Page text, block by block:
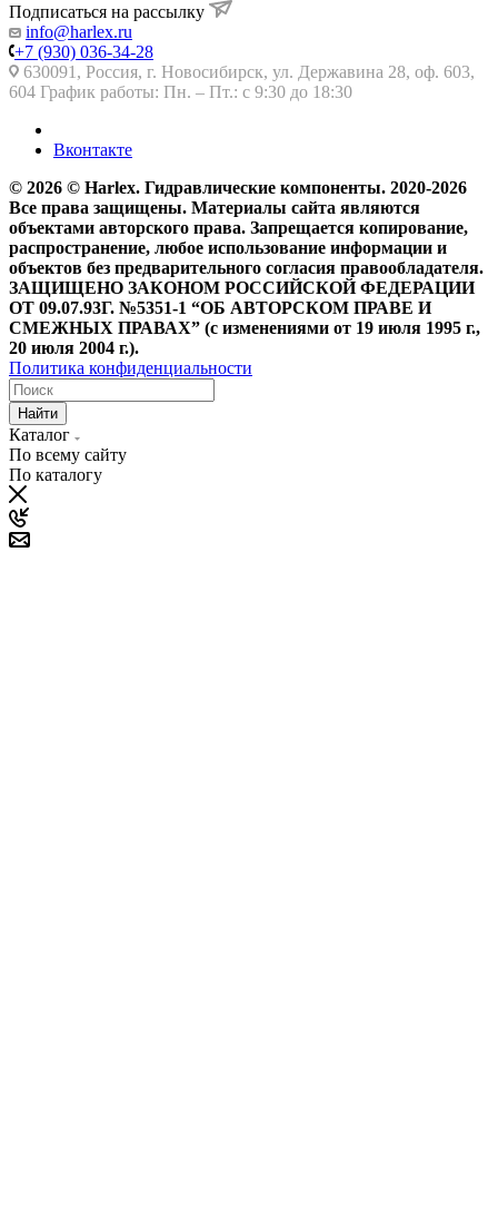
Подписаться на рассылку
info@harlex.ru
+7 (930) 036-34-28
630091, Россия, г. Новосибирск, ул. Державина 28, оф. 603,
604 График работы: Пн. – Пт.: с 9:30 до 18:30
Вконтакте
© 2026 © Harlex. Гидравлические компоненты. 2020-2026
Все права защищены. Материалы сайта являются
объектами авторского права. Запрещается копирование,
распространение, любое использование информации и
объектов без предварительного согласия правообладателя.
ЗАЩИЩЕНО ЗАКОНОМ РОССИЙСКОЙ ФЕДЕРАЦИИ
ОТ 09.07.93Г. №5351-1 “ОБ АВТОРСКОМ ПРАВЕ И
СМЕЖНЫХ ПРАВАХ” (с изменениями от 19 июля 1995 г.,
20 июля 2004 г.).
Политика конфиденциальности
Найти
Каталог
По всему сайту
По каталогу